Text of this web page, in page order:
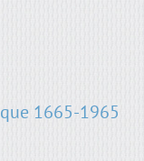
1665-1965